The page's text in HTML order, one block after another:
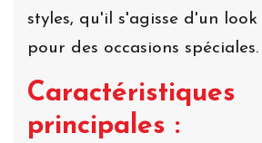
styles, qu'il s'agisse d'un
pour des occasions spéciales.
Caractéristiques
principales :